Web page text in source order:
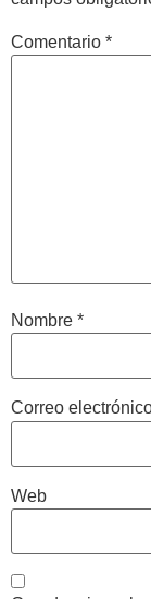
Comentario *
Nombre *
Correo
Web